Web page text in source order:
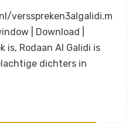
versspreken3algalidi.m
| Download |
is, Rodaan Al Galidi is
dichters in